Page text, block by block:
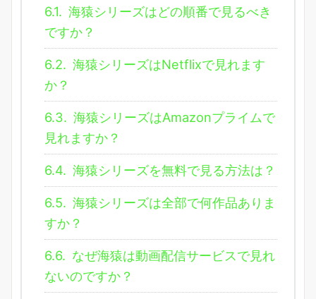
6.1. 海猿シリーズはどの順番で見るべき
ですか？
6.2. 海猿シリーズはNetflixで見れます
か？
6.3. 海猿シリーズはAmazonプライムで
見れますか？
6.4. 海猿シリーズを無料で見る方法は？
6.5. 海猿シリーズは全部で何作品ありま
すか？
6.6. なぜ海猿は動画配信サービスで見れ
ないのですか？